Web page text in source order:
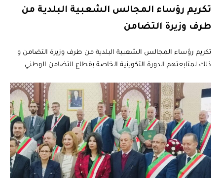
تكريم رؤساء المجالس الشعبية البلدية من
طرف وزيرة التضامن
تكريم رؤساء المجالس الشعبية البلدية من طرف وزيرة التضامن و
ذلك لمتابعتهم الدورة التكوينية الخاصة بقطاع التضامن الوطني.